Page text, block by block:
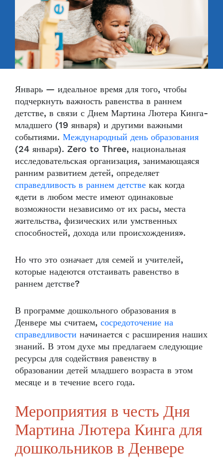
Январь — идеальное время для того, чтобы
подчеркнуть важность равенства в раннем
детстве, в связи с Днем Мартина Лютера Кинга-
младшего (19 января) и другими важными
событиями. Международный день образования
(24 января). Zero to Three, национальная
исследовательская организация, занимающаяся
ранним развитием детей, определяет
справедливость в раннем детстве как когда
«дети в любом месте имеют одинаковые
возможности независимо от их расы, места
жительства, физических или умственных
способностей, дохода или происхождения».
Но что это означает для семей и учителей,
которые надеются отстаивать равенство в
раннем детстве?
В программе дошкольного образования в
Денвере мы считаем, сосредоточение на
справедливости начинается с расширения наших
знаний. В этом духе мы предлагаем следующие
ресурсы для содействия равенству в
образовании детей младшего возраста в этом
месяце и в течение всего года.
Мероприятия в честь Дня
Мартина Лютера Кинга для
дошкольников в Денвере